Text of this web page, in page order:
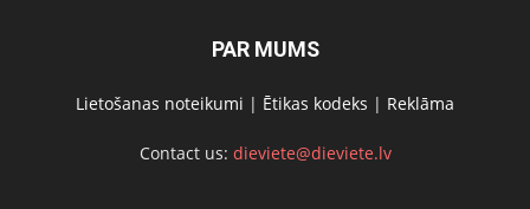
PAR MUMS
Lietošanas noteikumi | Ētikas kodeks | Reklāma
Contact us: dieviete@dieviete.lv